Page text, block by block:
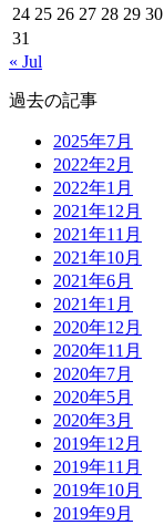
24 25 26 27 28 29 30
31
« Jul
過去の記事
2025年7月
2022年2月
2022年1月
2021年12月
2021年11月
2021年10月
2021年6月
2021年1月
2020年12月
2020年11月
2020年7月
2020年5月
2020年3月
2019年12月
2019年11月
2019年10月
2019年9月